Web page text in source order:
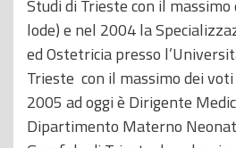
Studi di Trieste con il
lode) e nel 2004 la
ed Ostetricia presso
Trieste con il massimo dei
2005 ad oggi è Dirigente
Dipartimento Materno